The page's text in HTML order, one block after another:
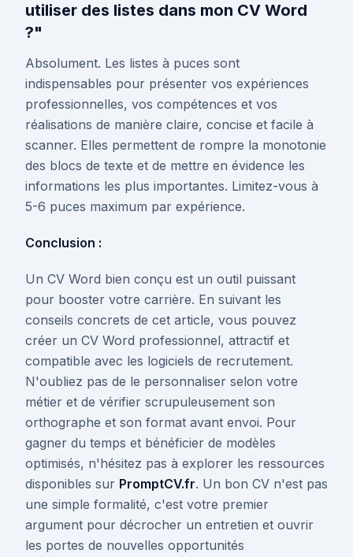
utiliser des listes dans mon CV Word
?"
Absolument. Les listes à puces sont
indispensables pour présenter vos expériences
professionnelles, vos compétences et vos
réalisations de manière claire, concise et facile à
scanner. Elles permettent de rompre la monotonie
des blocs de texte et de mettre en évidence les
informations les plus importantes. Limitez-vous à
5-6 puces maximum par expérience.
Conclusion :
Un CV Word bien conçu est un outil puissant
pour booster votre carrière. En suivant les
conseils concrets de cet article, vous pouvez
créer un CV Word professionnel, attractif et
compatible avec les logiciels de recrutement.
N'oubliez pas de le personnaliser selon votre
métier et de vérifier scrupuleusement son
orthographe et son format avant envoi. Pour
gagner du temps et bénéficier de modèles
optimisés, n'hésitez pas à explorer les ressources
disponibles sur PromptCV.fr. Un bon CV n'est pas
une simple formalité, c'est votre premier
argument pour décrocher un entretien et ouvrir
les portes de nouvelles opportunités